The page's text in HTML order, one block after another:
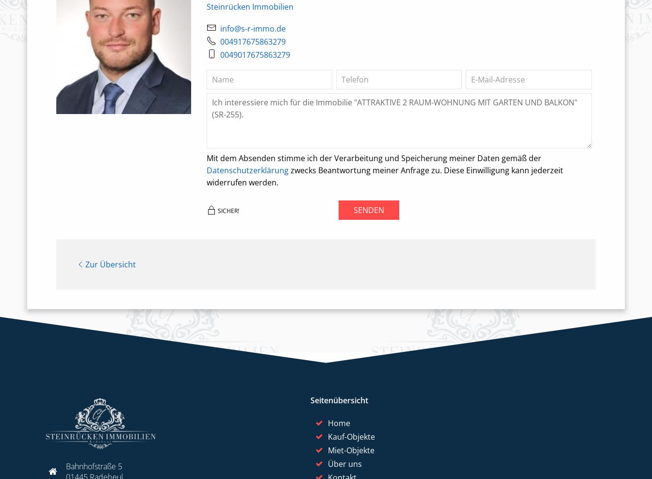
Steinrücken Immobilien
info@s-r-immo.de
004917675863279
0049017675863279
Mit dem Absenden stimme ich der Verarbeitung und Speicherung meiner Daten gemäß der
Datenschutzerklärungzwecks Beantwortung meiner Anfrage zu. Diese Einwilligung kann jederzeit
widerrufen werden.
SICHER! SENDEN
Zur Übersicht
Bahnhofstraße 5
Seitenübersicht
Home
Kauf-Objekte
Miet-Objekte
Über uns